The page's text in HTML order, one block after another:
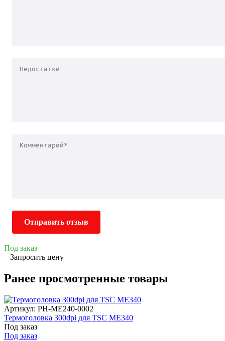
Отправить отзыв
Под заказ
Запросить цену
Ранее просмотренные товары
Артикул: PH-ME240-0002
Термоголовка 300dpi для TSC ME340
Под заказ
Под заказ